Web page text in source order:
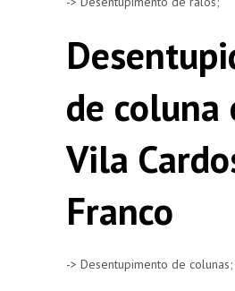
de coluna
Vila
Franco
-> Desentupimento de colunas;